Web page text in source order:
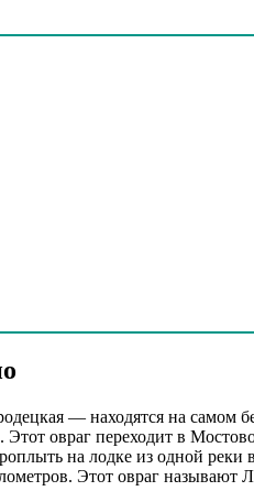
— находятся на самом
овраг переходит в
на лодке из одной реки
Этот овраг